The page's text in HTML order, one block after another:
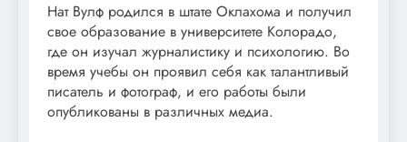
Нат Вулф родился в штате Оклахома и получил
свое образование в университете Колорадо,
где он изучал журналистику и психологию. Во
время учебы он проявил себя как талантливый
писатель и фотограф, и его работы были
опубликованы в различных медиа.